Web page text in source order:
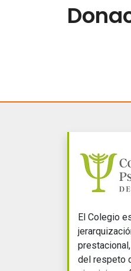
El Colegio
del respeto